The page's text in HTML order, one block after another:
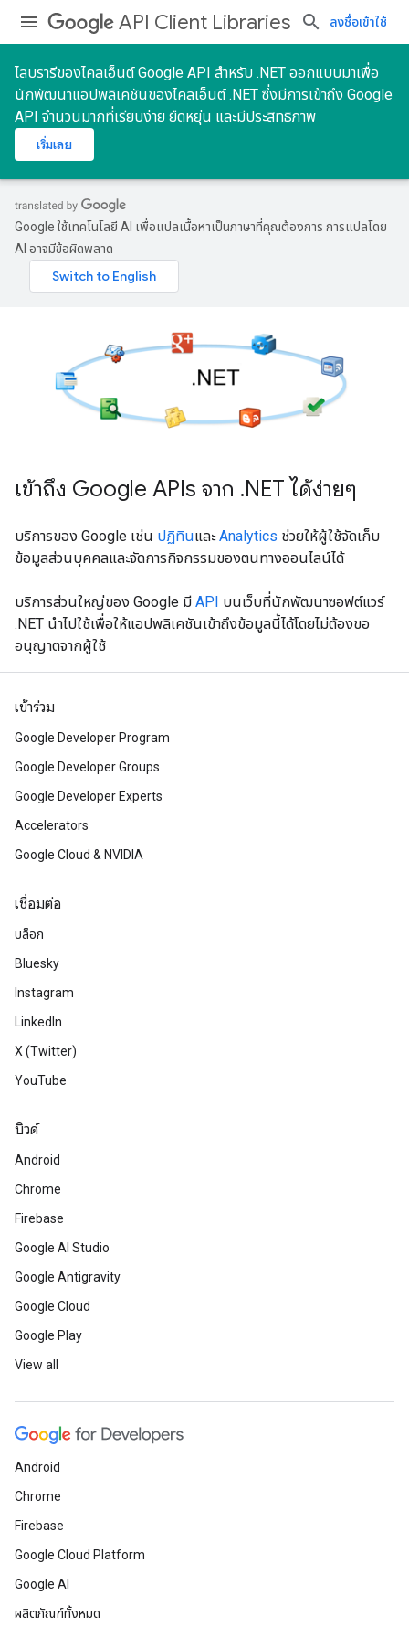
API Client Libraries ลงชื่อเข้าใช้
ไลบรารีของไคลเอ็นต์ Google API สําหรับ .NET ออกแบบมาเพื่อ
นักพัฒนาแอปพลิเคชันของไคลเอ็นต์ .NET ซึ่งมีการเข้าถึง Google
API จํานวนมากที่เรียบง่าย ยืดหยุ่น และมีประสิทธิภาพ
เริ่มเลย
Google ใช้เทคโนโลยี AI เพื่อแปลเนื้อหาเป็นภาษาที่คุณต้องการ การแปลโดย
AI อาจมีข้อผิดพลาด
เข้าถึง Google APIs จาก .NET ได้ง่ายๆ
บริการของ Google เช่น ปฏิทินและAnalytics ช่วยให้ผู้ใช้จัดเก็บ
ข้อมูลส่วนบุคคลและจัดการกิจกรรมของตนทางออนไลน์ได้
บริการส่วนใหญ่ของ Google มี API บนเว็บที่นักพัฒนาซอฟต์แวร์
.NET นําไปใช้เพื่อให้แอปพลิเคชันเข้าถึงข้อมูลนี้ได้โดยไม่ต้องขอ
อนุญาตจากผู้ใช้
เข้าร่วม
Google Developer Program
Google Developer Groups
Google Developer Experts
Accelerators
Google Cloud & NVIDIA
เชื่อมต่อ
บล็อก
Bluesky
Instagram
LinkedIn
X (Twitter)
YouTube
บิวด์
Android
Chrome
Firebase
Google AI Studio
Google Antigravity
Google Cloud
Google Play
View all
Android
Chrome
Firebase
Google Cloud Platform
Google AI
ผลิตภัณฑ์ทั้งหมด